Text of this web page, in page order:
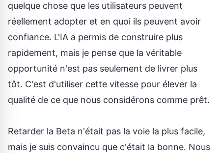
quelque chose que les utilisateurs peuvent
réellement adopter et en quoi ils peuvent avoir
confiance. L'IA a permis de construire plus
rapidement, mais je pense que la véritable
opportunité n'est pas seulement de livrer plus
tôt. C'est d'utiliser cette vitesse pour élever la
qualité de ce que nous considérons comme prêt.
Retarder la Beta n'était pas la voie la plus facile,
mais je suis convaincu que c'était la bonne. Nous